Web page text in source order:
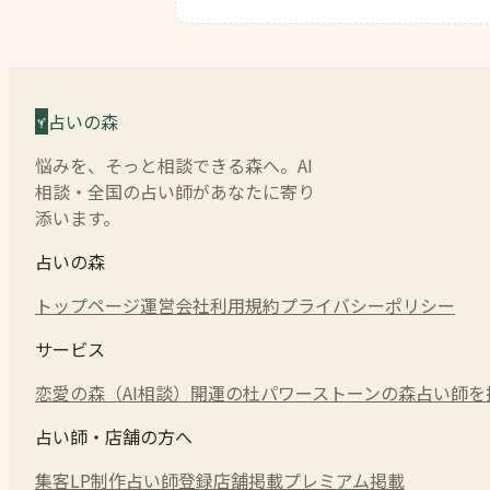
占いの森
悩みを、そっと相談できる森へ。AI
相談・全国の占い師があなたに寄り
添います。
占いの森
トップページ運営会社利用規約プライバシーポリシー
サービス
恋愛の森（AI相談） 開運の杜パワーストーンの森占い師
占い師・店舗の方へ
集客LP制作占い師登録店舗掲載プレミアム掲載